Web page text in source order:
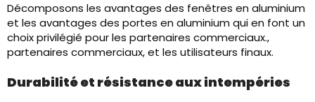
Décomposons les avantages des fenêtres en aluminium
et les avantages des portes en aluminium qui en font un
choix privilégié pour les partenaires commerciaux.,
partenaires commerciaux, et les utilisateurs finaux.
Durabilité et résistance aux intempéries